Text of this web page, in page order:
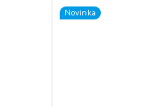
Novinka